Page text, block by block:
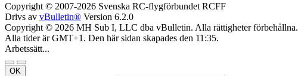
Copyright © 2007-2026 Svenska RC-flygförbundet RCFF
Drivs av vBulletin® Version 6.2.0
Copyright © 2026 MH Sub I, LLC dba vBulletin. Alla rättigheter förbehållna.
Alla tider är GMT+1. Den här sidan skapades den 11:35.
Arbetssätt...
OK